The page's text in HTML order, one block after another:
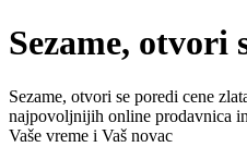
Sezame, otvori
Sezame, otvori se poredi cene
najpovoljnijih online prodavnica
Vaše vreme i Vaš novac